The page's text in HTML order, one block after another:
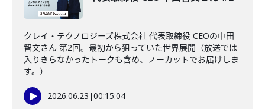
クレイ・テクノロジーズ株式会社 代表取締役 CEOの中田
智文さん 第2回。最初から狙っていた世界展開（放送では
入りきらなかったトークも含め、ノーカットでお届けしま
す。）
2026.06.23 |00:15:04